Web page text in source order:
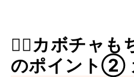
🙆‍♀️カボチャも
のポイント②